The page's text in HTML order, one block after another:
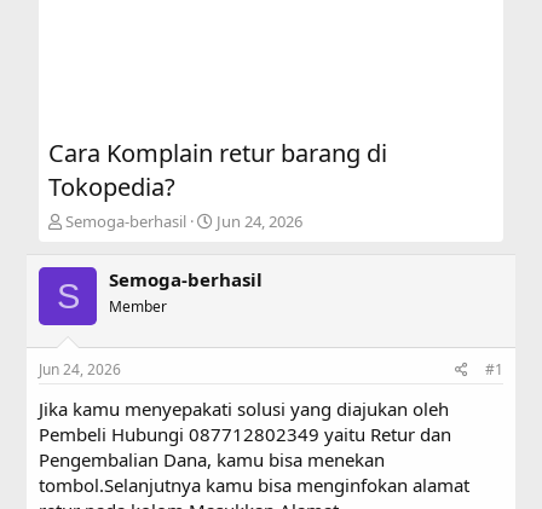
Cara Komplain retur barang di
Tokopedia?
T
r
e
a
d
t
r
t
e
r
Semoga-berhasil
S
r
a
Jun 24, 2026
S Semoga-berhasil
Member
Jun 24, 2026 #1
Jika kamu menyepakati solusi yang diajukan oleh
Pembeli Hubungi 087712802349 yaitu Retur dan
Pengembalian Dana, kamu bisa menekan
tombol.Selanjutnya kamu bisa menginfokan alamat